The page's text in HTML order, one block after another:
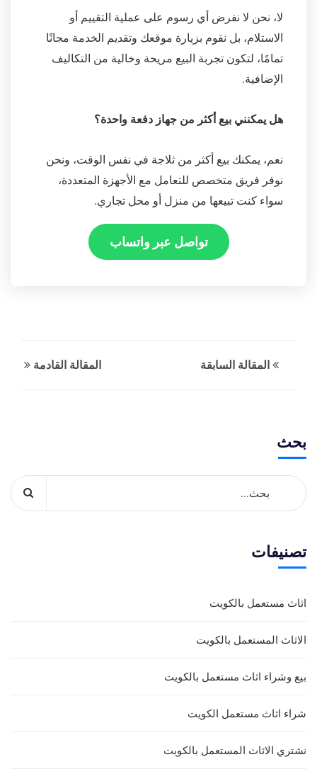
لا، نحن لا نفرض أي رسوم على عملية التقييم أو
الاستلام، بل نقوم بزيارة موقعك وتقديم الخدمة مجانًا
تمامًا، لتكون تجربة البيع مريحة وخالية من التكاليف
الإضافية.
هل يمكنني بيع أكثر من جهاز دفعة واحدة؟
نعم، يمكنك بيع أكثر من ثلاجة في نفس الوقت، ونحن
نوفر فريق متخصص للتعامل مع الأجهزة المتعددة،
سواء كنت تبيعها من منزل أو محل تجاري.
تواصل عبر واتساب
المقالة السابقة المقالة القادمة
بحث
تصنيفات
اثاث مستعمل بالكويت
الاثاث المستعمل بالكويت
بيع وشراء اثاث مستعمل بالكويت
شراء اثاث مستعمل الكويت
نشتري الاثاث المستعمل بالكويت